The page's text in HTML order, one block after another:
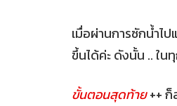
เมื่อผ่านการซักน้ำไ
ขึ้นได้ค่ะ ดังนั้น .. ใน
ขั้นตอนสุดท้าย++ ก็